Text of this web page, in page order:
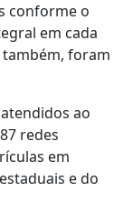
conforme o
em cada
também, foram
ao
redes
em
e do